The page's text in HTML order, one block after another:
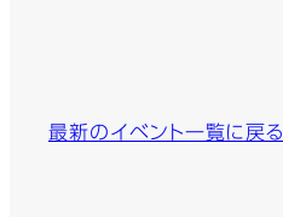
最新のイベント一覧に戻る